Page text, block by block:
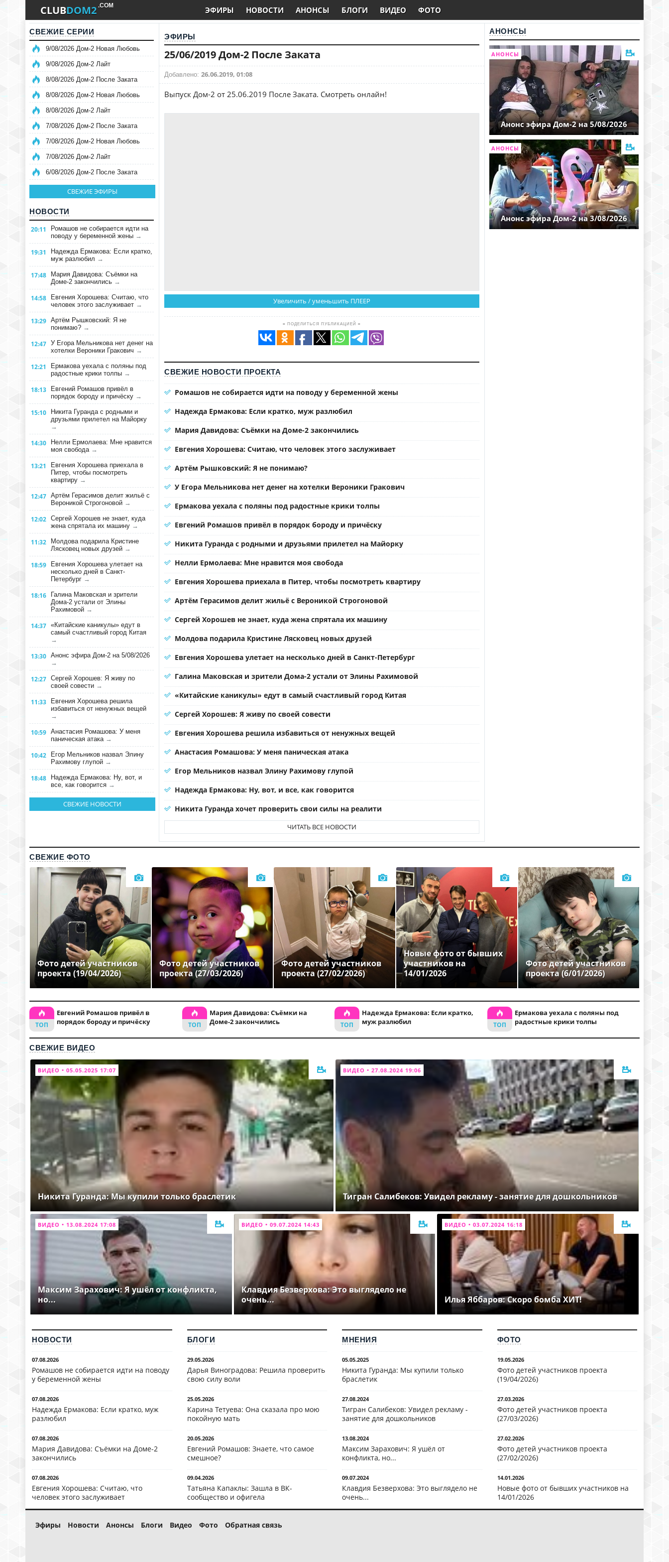
CLUBDOM2 .COM ЭФИРЫ НОВОСТИ АНОНСЫ БЛОГИ ВИДЕО ФОТО
СВЕЖИЕ СЕРИИ
9/08/2026 Дом-2 Новая Любовь
9/08/2026 Дом-2 Лайт
8/08/2026 Дом-2 После Заката
8/08/2026 Дом-2 Новая Любовь
8/08/2026 Дом-2 Лайт
7/08/2026 Дом-2 После Заката
7/08/2026 Дом-2 Новая Любовь
7/08/2026 Дом-2 Лайт
6/08/2026 Дом-2 После Заката
СВЕЖИЕ ЭФИРЫ
НОВОСТИ
20:11
Ромашов не собирается идти на
поводу у беременной жены →
19:31
Надежда Ермакова: Если кратко,
муж разлюбил →
17:48
Мария Давидова: Съёмки на
Доме-2 закончились →
14:58
Евгения Хорошева: Считаю, что
человек этого заслуживает →
13:29 Артём Рышковский: Я не
понимаю? →
12:47 У Егора Мельникова нет денег на
хотелки Вероники Гракович →
12:21
Ермакова уехала с поляны под
радостные крики толпы →
18:13
Евгений Ромашов привёл в
порядок бороду и причёску →
15:10
Никита Гуранда с родными и
друзьями прилетел на Майорку
→
14:30
Нелли Ермолаева: Мне нравится
моя свобода →
13:21
Евгения Хорошева приехала в
Питер, чтобы посмотреть
квартиру →
12:47 Артём Герасимов делит жильё с
Вероникой Строгоновой →
12:02 Сергей Хорошев не знает, куда
жена спрятала их машину →
11:32
Молдова подарила Кристине
Лясковец новых друзей →
18:59
Евгения Хорошева улетает на
несколько дней в Санкт-
Петербург →
18:16
Галина Маковская и зрители
Дома-2 устали от Элины
Рахимовой →
14:37 «Китайские каникулы» едут в
самый счастливый город Китая
→
13:30 Анонс эфира Дом-2 на 5/08/2026
→
12:27 Сергей Хорошев: Я живу по
своей совести →
11:33
Евгения Хорошева решила
избавиться от ненужных вещей
→
10:59 Анастасия Ромашова: У меня
паническая атака →
10:42
Егор Мельников назвал Элину
Рахимову глупой →
18:48
Надежда Ермакова: Ну, вот, и
все, как говорится →
СВЕЖИЕ НОВОСТИ
ЭФИРЫ
25/06/2019 Дом-2 После Заката
Добавлено: 26.06.2019, 01:08
Выпуск Дом-2 от 25.06.2019 После Заката. Смотреть онлайн!
Увеличить / уменьшить ПЛЕЕР
≡ ПОДЕЛИТЬСЯ ПУБЛИКАЦИЕЙ ≡
СВЕЖИЕ НОВОСТИ ПРОЕКТА
Ромашов не собирается идти на поводу у беременной жены
Надежда Ермакова: Если кратко, муж разлюбил
Мария Давидова: Съёмки на Доме-2 закончились
Евгения Хорошева: Считаю, что человек этого заслуживает
Артём Рышковский: Я не понимаю?
У Егора Мельникова нет денег на хотелки Вероники Гракович
Ермакова уехала с поляны под радостные крики толпы
Евгений Ромашов привёл в порядок бороду и причёску
Никита Гуранда с родными и друзьями прилетел на Майорку
Нелли Ермолаева: Мне нравится моя свобода
Евгения Хорошева приехала в Питер, чтобы посмотреть квартиру
Артём Герасимов делит жильё с Вероникой Строгоновой
Сергей Хорошев не знает, куда жена спрятала их машину
Молдова подарила Кристине Лясковец новых друзей
Евгения Хорошева улетает на несколько дней в Санкт-Петербург
Галина Маковская и зрители Дома-2 устали от Элины Рахимовой
«Китайские каникулы» едут в самый счастливый город Китая
Сергей Хорошев: Я живу по своей совести
Евгения Хорошева решила избавиться от ненужных вещей
Анастасия Ромашова: У меня паническая атака
Егор Мельников назвал Элину Рахимову глупой
Надежда Ермакова: Ну, вот, и все, как говорится
Никита Гуранда хочет проверить свои силы на реалити
ЧИТАТЬ ВСЕ НОВОСТИ
АНОНСЫ
АНОНСЫ
Анонс эфира Дом-2 на 5/08/2026
АНОНСЫ
Анонс эфира Дом-2 на 3/08/2026
СВЕЖИЕ ФОТО
Фото детей участников
проекта (19/04/2026)
Фото детей участников
проекта (27/03/2026)
Фото детей участников
проекта (27/02/2026)
Новые фото от бывших
участников на
14/01/2026
Фото детей участников
проекта (6/01/2026)
Евгений Ромашов привёл в
порядок бороду и причёску
Мария Давидова: Съёмки на
Доме-2 закончились
Надежда Ермакова: Если кратко,
муж разлюбил
Ермакова уехала с поляны под
радостные крики толпы
СВЕЖИЕ ВИДЕО
ВИДЕО • 05.05.2025 17:07
Никита Гуранда: Мы купили только браслетик
ВИДЕО • 27.08.2024 19:06
Тигран Салибеков: Увидел рекламу - занятие для дошкольников
ВИДЕО • 13.08.2024 17:08
Максим Зарахович: Я ушёл от конфликта,
но...
ВИДЕО • 09.07.2024 14:43
Клавдия Безверхова: Это выглядело не
очень...
ВИДЕО • 03.07.2024 16:18
Илья Яббаров: Скоро бомба ХИТ!
НОВОСТИ
07.08.2026
Ромашов не собирается идти на поводу
у беременной жены
07.08.2026
Надежда Ермакова: Если кратко, муж
разлюбил
07.08.2026
Мария Давидова: Съёмки на Доме-2
закончились
07.08.2026
Евгения Хорошева: Считаю, что
человек этого заслуживает
БЛОГИ
29.05.2026
Дарья Виноградова: Решила проверить
свою силу воли
25.05.2026
Карина Тетуева: Она сказала про мою
покойную мать
20.05.2026
Евгений Ромашов: Знаете, что самое
смешное?
09.04.2026
Татьяна Капаклы: Зашла в ВК-
сообщество и офигела
МНЕНИЯ
05.05.2025
Никита Гуранда: Мы купили только
браслетик
27.08.2024
Тигран Салибеков: Увидел рекламу -
занятие для дошкольников
13.08.2024
Максим Зарахович: Я ушёл от
конфликта, но...
09.07.2024
Клавдия Безверхова: Это выглядело не
очень...
ФОТО
19.05.2026
Фото детей участников проекта
(19/04/2026)
27.03.2026
Фото детей участников проекта
(27/03/2026)
27.02.2026
Фото детей участников проекта
(27/02/2026)
14.01.2026
Новые фото от бывших участников на
14/01/2026
Эфиры Новости Анонсы Блоги Видео Фото Обратная связь